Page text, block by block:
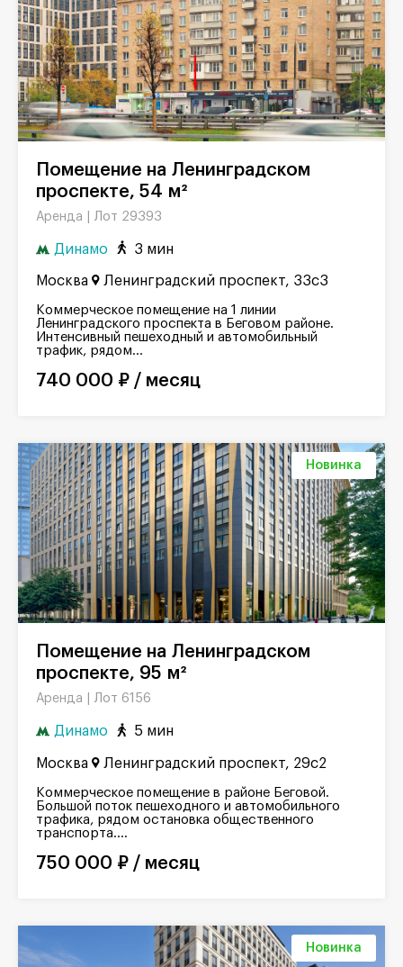
Помещение на Ленинградском
проспекте, 54 м²
Аренда | Лот 29393
Динамо 3 мин
Москва Ленинградский проспект, 33с3
Коммерческое помещение на 1 линии
Ленинградского проспекта в Беговом районе.
Интенсивный пешеходный и автомобильный
трафик, рядом...
740 000 ₽ / месяц
Новинка
проспекте, 95 м²
Аренда | Лот 6156
Динамо 5 мин
Москва Ленинградский проспект, 29с2
Коммерческое помещение в районе Беговой.
Большой поток пешеходного и автомобильного
трафика, рядом остановка общественного
транспорта....
750 000 ₽ / месяц
Новинка